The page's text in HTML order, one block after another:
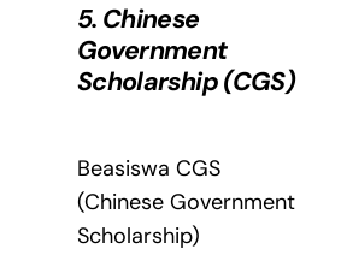
5. Chinese
Government
Scholarship (CGS)
Beasiswa CGS
(Chinese Government
Scholarship)